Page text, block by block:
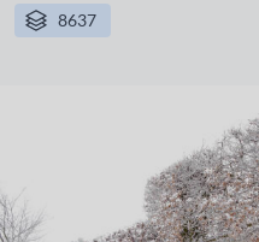
8637